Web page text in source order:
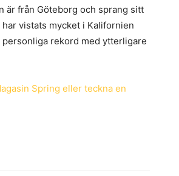
är från Göteborg och sprang sitt
vistats mycket i Kalifornien
rekord med ytterligare
Spring eller teckna en